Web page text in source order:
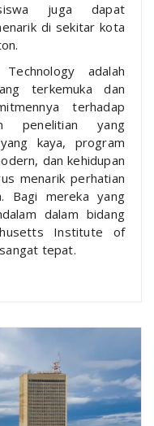
juga dapat
di sekitar kota
adalah
terkemuka dan
terhadap
penelitian yang
kaya, program
dan kehidupan
menarik perhatian
Bagi mereka yang
dalam bidang
Institute of
tepat.